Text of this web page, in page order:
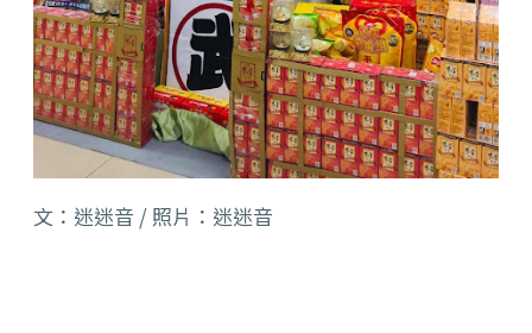
文：迷迷音 / 照片：迷迷音